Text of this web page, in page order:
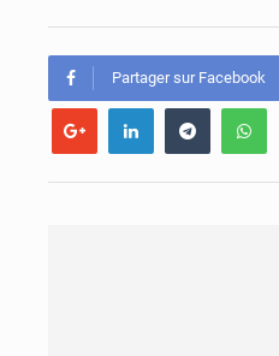
Partager sur Facebook